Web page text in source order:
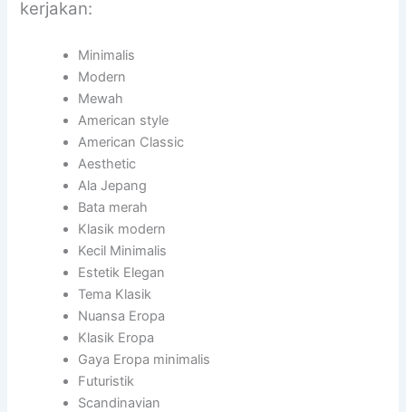
kerjakan:
Minimalis
Modern
Mewah
American style
American Classic
Aesthetic
Ala Jepang
Bata merah
Klasik modern
Kecil Minimalis
Estetik Elegan
Tema Klasik
Nuansa Eropa
Klasik Eropa
Gaya Eropa minimalis
Futuristik
Scandinavian